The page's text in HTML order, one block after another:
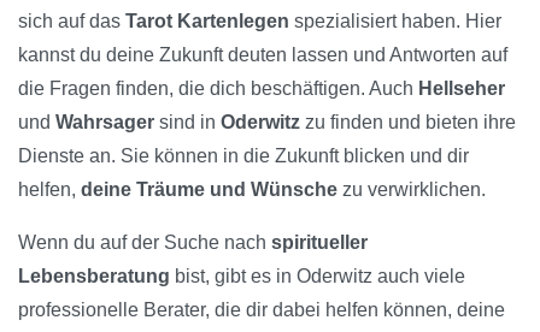
sich auf das Tarot Kartenlegen spezialisiert haben. Hier
kannst du deine Zukunft deuten lassen und Antworten auf
die Fragen finden, die dich beschäftigen. Auch Hellseher
und Wahrsager sind in Oderwitz zu finden und bieten ihre
Dienste an. Sie können in die Zukunft blicken und dir
helfen, deine Träume und Wünsche zu verwirklichen.
Wenn du auf der Suche nach spiritueller
Lebensberatung bist, gibt es in Oderwitz auch viele
professionelle Berater, die dir dabei helfen können, deine